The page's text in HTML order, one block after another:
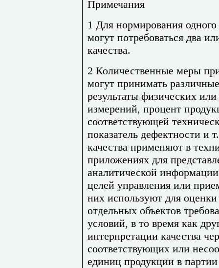
Примечания
1 Для нормирования одного
могут потребоваться два
качества.
2 Количественные меры
могут принимать
результаты физических
измерений, процент
соответствующей
показатель дефектности и
качества применяют в
приложениях для
аналитической
целей управления или
них используют для оценки
отдельных объектов
условий, в то время как
интерпретации качества
соответствующих или
единиц продукции в